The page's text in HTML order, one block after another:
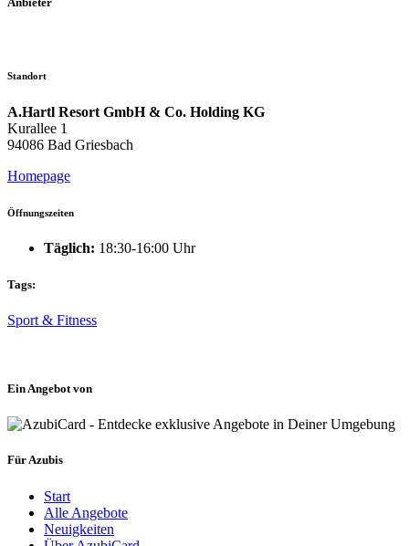
Standort
A.Hartl Resort GmbH & Co. Holding KG
Kurallee 1
94086 Bad Griesbach
Homepage
Öffnungszeiten
Täglich: 18:30-16:00 Uhr
Tags:
Sport & Fitness
Ein Angebot von
Für Azubis
Start
Alle Angebote
Neuigkeiten